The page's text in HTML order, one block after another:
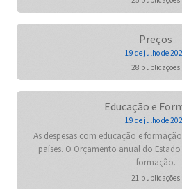
Preços
19 de julho de
28 publicações
Educação e
19 de julho de
As despesas com educação e
países. O Orçamento anual do
formação.
21 publicações